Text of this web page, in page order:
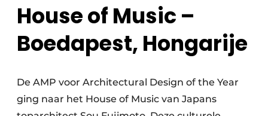
House of Music –
Boedapest, Hongarije
De AMP voor Architectural Design of the Year
ging naar het House of Music van Japans